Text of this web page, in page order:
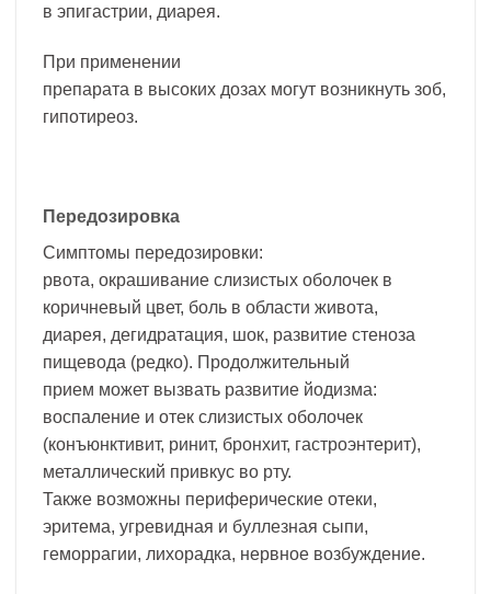
в эпигастрии, диарея.
При применении
препарата в высоких дозах могут возникнуть зоб,
гипотиреоз.
Передозировка
Симптомы передозировки:
рвота, окрашивание слизистых оболочек в
коричневый цвет, боль в области живота,
диарея, дегидратация, шок, развитие стеноза
пищевода (редко). Продолжительный
прием может вызвать развитие йодизма:
воспаление и отек слизистых оболочек
(конъюнктивит, ринит, бронхит, гастроэнтерит),
металлический привкус во рту.
Также возможны периферические отеки,
эритема, угревидная и буллезная сыпи,
геморрагии, лихорадка, нервное возбуждение.